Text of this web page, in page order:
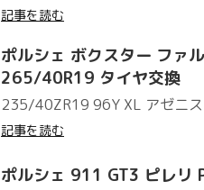
記事を読む
ポルシェ ボクスター ファ
265/40R19 タイヤ交換
235/40ZR19 96Y XL アゼニ
記事を読む
ポルシェ 911 GT3 ピレリ